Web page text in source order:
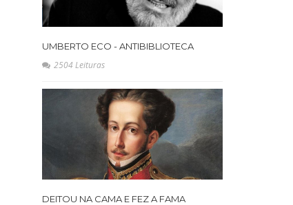
UMBERTO ECO - ANTIBIBLIOTECA
2504 Leituras
DEITOU NA CAMA E FEZ A FAMA